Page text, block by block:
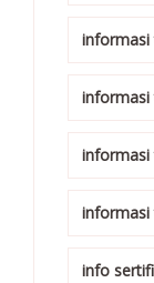
informasi
informasi
informasi
informasi
info